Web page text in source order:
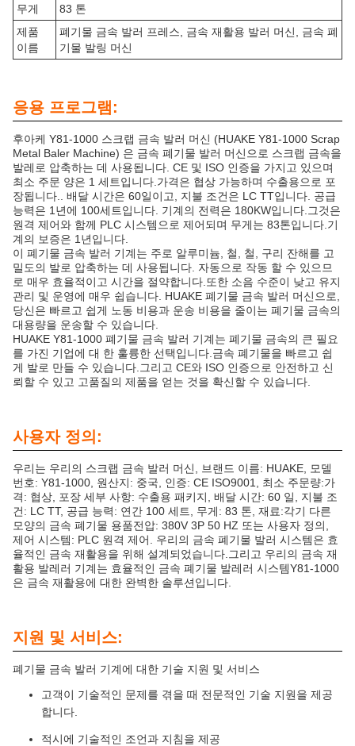
무게
83 톤
제품
이름
폐기물 금속 발러 프레스, 금속 재활용 발러 머신, 금속 폐
기물 발링 머신
응용 프로그램:
후아케 Y81-1000 스크랩 금속 발러 머신 (HUAKE Y81-1000 Scrap
Metal Baler Machine) 은 금속 폐기물 발러 머신으로 스크랩 금속을
발레로 압축하는 데 사용됩니다. CE 및 ISO 인증을 가지고 있으며
최소 주문 양은 1 세트입니다.가격은 협상 가능하며 수출용으로 포
장됩니다.. 배달 시간은 60일이고, 지불 조건은 LC TT입니다. 공급
능력은 1년에 100세트입니다. 기계의 전력은 180KW입니다.그것은
원격 제어와 함께 PLC 시스템으로 제어되며 무게는 83톤입니다.기
계의 보증은 1년입니다.
이 폐기물 금속 발러 기계는 주로 알루미늄, 철, 철, 구리 잔해를 고
밀도의 발로 압축하는 데 사용됩니다. 자동으로 작동 할 수 있으므
로 매우 효율적이고 시간을 절약합니다.또한 소음 수준이 낮고 유지
관리 및 운영에 매우 쉽습니다. HUAKE 폐기물 금속 발러 머신으로,
당신은 빠르고 쉽게 노동 비용과 운송 비용을 줄이는 폐기물 금속의
대용량을 운송할 수 있습니다.
HUAKE Y81-1000 폐기물 금속 발러 기계는 폐기물 금속의 큰 필요
를 가진 기업에 대 한 훌륭한 선택입니다.금속 폐기물을 빠르고 쉽
게 발로 만들 수 있습니다.그리고 CE와 ISO 인증으로 안전하고 신
뢰할 수 있고 고품질의 제품을 얻는 것을 확신할 수 있습니다.
사용자 정의:
우리는 우리의 스크랩 금속 발러 머신, 브랜드 이름: HUAKE, 모델
번호: Y81-1000, 원산지: 중국, 인증: CE ISO9001, 최소 주문량:가
격: 협상, 포장 세부 사항: 수출용 패키지, 배달 시간: 60 일, 지불 조
건: LC TT, 공급 능력: 연간 100 세트, 무게: 83 톤, 재료:각기 다른
모양의 금속 폐기물 용품전압: 380V 3P 50 HZ 또는 사용자 정의,
제어 시스템: PLC 원격 제어. 우리의 금속 폐기물 발러 시스템은 효
율적인 금속 재활용을 위해 설계되었습니다.그리고 우리의 금속 재
활용 발레러 기계는 효율적인 금속 폐기물 발레러 시스템Y81-1000
은 금속 재활용에 대한 완벽한 솔루션입니다.
지원 및 서비스:
폐기물 금속 발러 기계에 대한 기술 지원 및 서비스
고객이 기술적인 문제를 겪을 때 전문적인 기술 지원을 제공
합니다.
적시에 기술적인 조언과 지침을 제공